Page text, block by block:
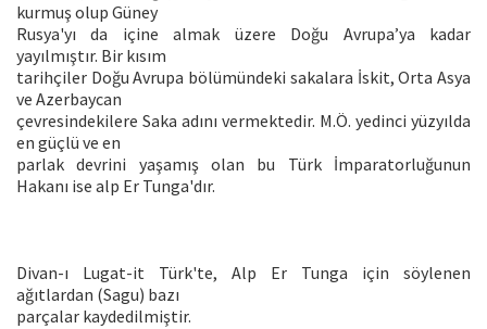
kurmuş olup Güney
Rusya'yı da içine almak üzere Doğu Avrupa’ya kadar
yayılmıştır. Bir kısım
tarihçiler Doğu Avrupa bölümündeki sakalara İskit, Orta Asya
ve Azerbaycan
çevresindekilere Saka adını vermektedir. M.Ö. yedinci yüzyılda
en güçlü ve en
parlak devrini yaşamış olan bu Türk İmparatorluğunun
Hakanı ise alp Er Tunga'dır.
Divan-ı Lugat-it Türk'te, Alp Er Tunga için söylenen
ağıtlardan (Sagu) bazı
parçalar kaydedilmiştir.